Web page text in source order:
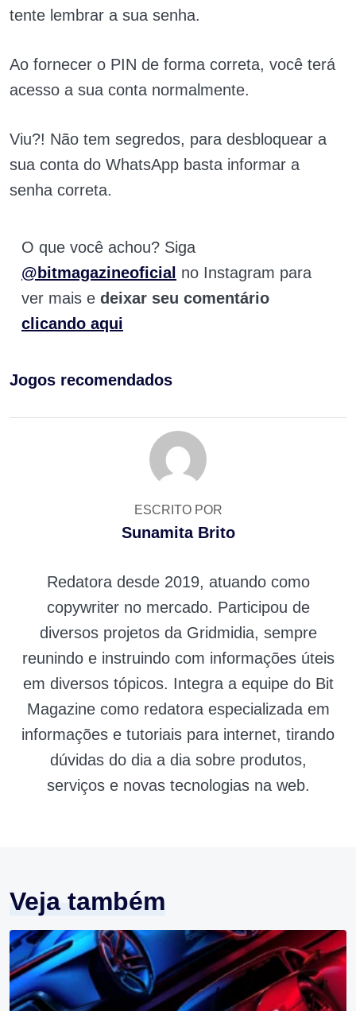
tente lembrar a sua senha.
Ao fornecer o PIN de forma correta, você terá
acesso a sua conta normalmente.
Viu?! Não tem segredos, para desbloquear a
sua conta do WhatsApp basta informar a
senha correta.
O que você achou? Siga
@bitmagazineoficial no Instagram para
ver mais e deixar seu comentário
clicando aqui
Jogos recomendados
ESCRITO POR
Sunamita Brito
Redatora desde 2019, atuando como
copywriter no mercado. Participou de
diversos projetos da Gridmidia, sempre
reunindo e instruindo com informações úteis
em diversos tópicos. Integra a equipe do Bit
Magazine como redatora especializada em
informações e tutoriais para internet, tirando
dúvidas do dia a dia sobre produtos,
serviços e novas tecnologias na web.
Veja também